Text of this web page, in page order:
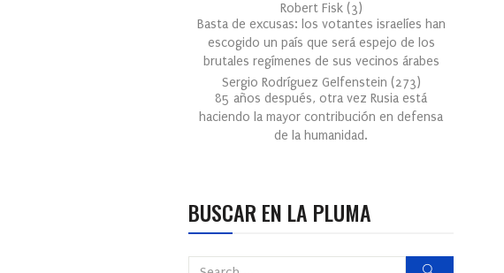
Robert Fisk (3)
Basta de excusas: los votantes israelíes han
escogido un país que será espejo de los
brutales regímenes de sus vecinos árabes
Sergio Rodríguez Gelfenstein (273)
85 años después, otra vez Rusia está
haciendo la mayor contribución en defensa
de la humanidad.
BUSCAR EN LA PLUMA